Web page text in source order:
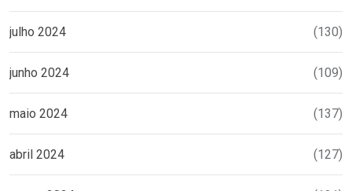
julho 2024 (130)
junho 2024 (109)
maio 2024 (137)
abril 2024 (127)